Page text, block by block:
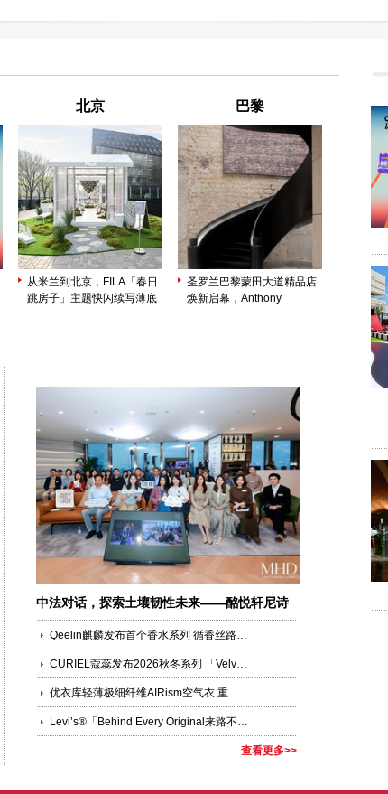
北京
从米兰到北京，FILA「春日
跳房子」主题快闪续写薄底
巴黎
圣罗兰巴黎蒙田大道精品店
焕新启幕，Anthony
中法对话，探索土壤韧性未来——酩悦轩尼诗
第三届国际“由壤而生”论坛圆满落幕
Qeelin麒麟发布首个香水系列 循香丝路，交汇东西美学
CURIEL蔻蕊发布2026秋冬系列 「Velvet Palimpsest绒影叠章」全新广告大片
优衣库轻薄极细纤维AIRism空气衣 重新定义夏日干爽与舒适的穿着体验
Levi’s®「Behind Every Original来路不凡」限时快闪空降成都，与 ROSÉ共同解锁丹宁新态度
查看更多>>